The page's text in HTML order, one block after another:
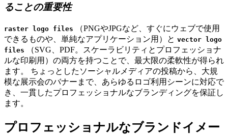
ることの重要性
raster logo files
（PNGやJPGなど、すぐにウェブで使用
できるものや、単純なアプリケーション用）と vector logo
files
（SVG、PDF。スケーラビリティとプロフェッショナ
ルな印刷用）の両方を持つことで、最大限の柔軟性が得られ
ます。 ちょっとしたソーシャルメディアの投稿から、大規
模な展示会のバナーまで、あらゆるロゴ利用シーンに対応で
き、一貫したプロフェッショナルなブランディングを保証し
ます。
プロフェッショナルなブランドイメー